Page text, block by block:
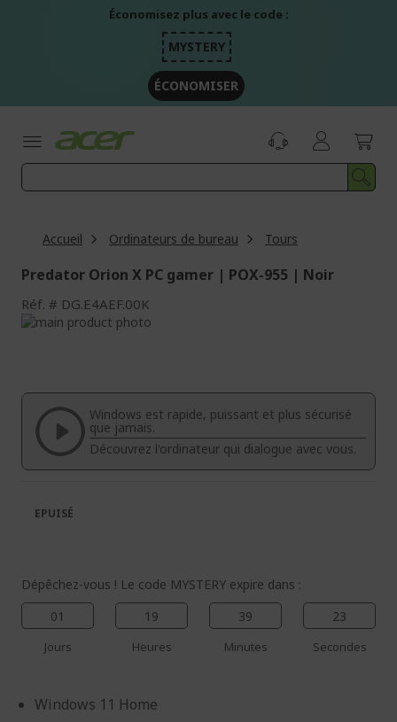
Économisez plus avec le code :
MYSTERY
ÉCONOMISER
Accueil Ordinateurs de bureau Tours
Predator Orion X PC gamer | POX-955 | Noir
Réf. DG.E4AEF.00K
Passer
de
galerie
d’images
de
Galerie
d’images
Windows est rapide, puissant et plus sécurisé
que jamais.
Découvrez l'ordinateur qui dialogue avec vous.
Dépêchez-vous ! Le code MYSTERY expire dans :
01
Jours
19
Heures
39
Minutes
23
Secondes
Windows 11 Home
EPUISÉ